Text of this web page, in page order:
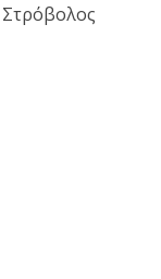
Στρόβολος